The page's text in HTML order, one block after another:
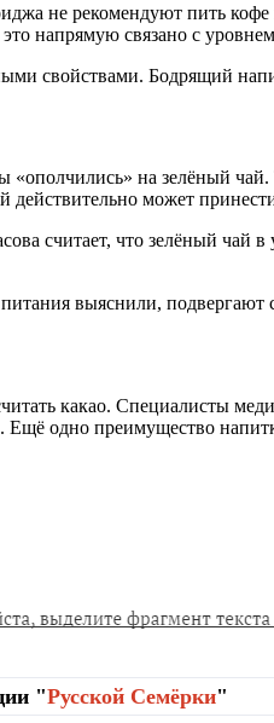
не рекомендуют пить кофе
напрямую связано с
свойствами. Бодрящий
«ополчились» на зелёный
может
считает, что зелёный чай
выяснили, подвергают
какао. Специалисты
Ещё одно преимущество
"Русской Cемёрки"